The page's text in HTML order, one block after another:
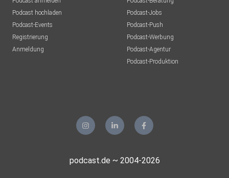
Podcast hochladen
Podcast-Events
Registrierung
Anmeldung
Podcast-Jobs
Podcast-Push
Podcast-Werbung
Podcast-Agentur
Podcast-Produktion
podcast.de ~ 2004-2026